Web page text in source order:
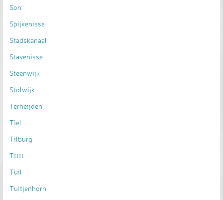
Son
Spijkenisse
Stadskanaal
Stavenisse
Steenwijk
Stolwijk
Terheijden
Tiel
Tilburg
Ttttt
Tuil
Tuitjenhorn